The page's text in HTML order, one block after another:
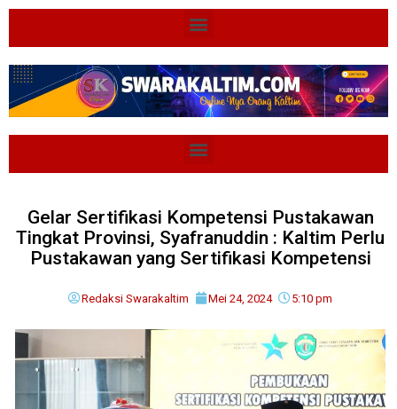
Gelar Sertifikasi Kompetensi Pustakawan
Tingkat Provinsi, Syafranuddin : Kaltim Perlu
Pustakawan yang Sertifikasi Kompetensi
Redaksi Swarakaltim Mei 24, 2024 5:10 pm